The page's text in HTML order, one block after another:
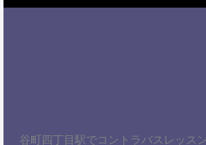
谷町四丁目駅でコントラバスレッス